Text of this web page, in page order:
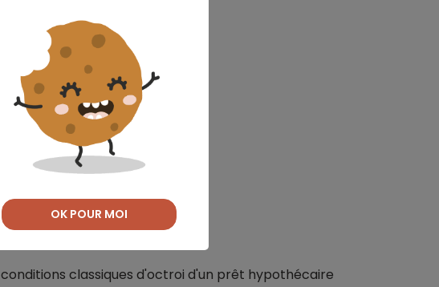
taux pour votre projet ?
classiques d'octroi d'un prêt hypothécaire
OK POUR MOI